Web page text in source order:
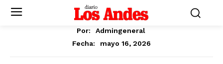
Por:
Admingeneral
Fecha:
mayo 16, 2026